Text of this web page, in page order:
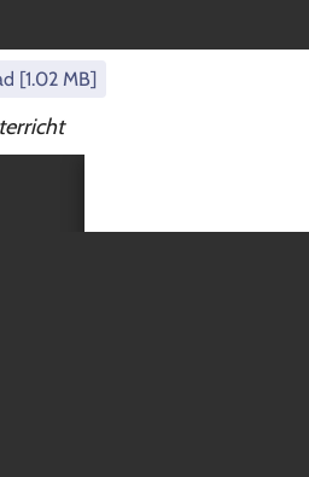
[1.02 MB]